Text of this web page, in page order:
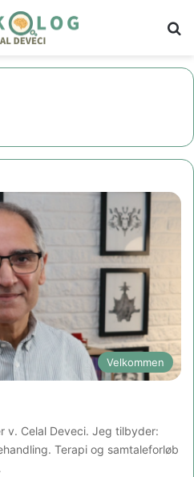
Velkommen
v. Celal Deveci. Jeg tilbyder:
Terapi og samtaleforløb